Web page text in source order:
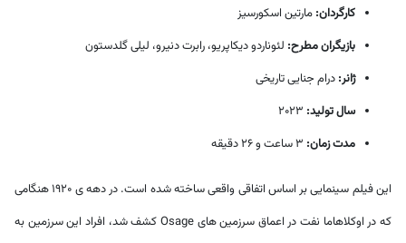
کارگردان: مارتین اسکورسیز
بازیگران مطرح: لئوناردو دیکاپریو، رابرت دنیرو، لیلی گلدستون
ژانر: درام جنایی تاریخی
سال تولید:
مدت زمان:
این فیلم سینمایی بر اساس اتفاقی واقعی ساخته شده است. در دهه ی 1920 هنگامی
که در اوکلاهاما نفت در اعماق سرزمین های Osage کشف شد، افراد این سرزمین به